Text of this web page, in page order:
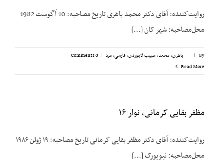
روایت‌کننده: آقای دکتر محمد باهری تاریخ مصاحبه: 10 آگوست 1982
محل‌مصاحبه: شهر کان [...]
By
|
| باهری، محمد,حبیب لاجوردی,فارسی,مرد |
0 Comments
Read More
مظفر بقایی کرمانی، نوار ۱۶
روایت‌کننده: آقای دکتر مظفر بقایی کرمانی تاریخ مصاحبه: ۱۹ ژوئن ۱۹۸۶
محل‌مصاحبه: نیویورک [...]